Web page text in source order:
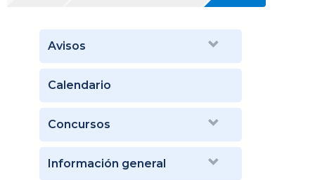
Avisos
Calendario
Concursos
Información general